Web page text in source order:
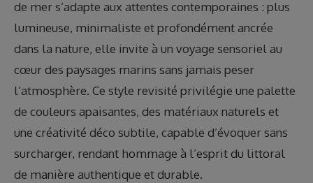
de mer s’adapte aux attentes contemporaines : plus
lumineuse, minimaliste et profondément ancrée
dans la nature, elle invite à un voyage sensoriel au
cœur des paysages marins sans jamais peser
l’atmosphère. Ce style revisité privilégie une palette
de couleurs apaisantes, des matériaux naturels et
une créativité déco subtile, capable d’évoquer sans
surcharger, rendant hommage à l’esprit du littoral
de manière authentique et durable.